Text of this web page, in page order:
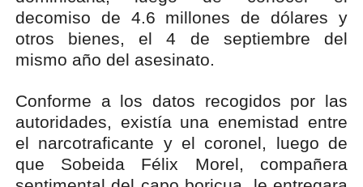
decomiso de 4.6 millones de dólares y
otros bienes, el 4 de septiembre del
mismo año del asesinato.
Conforme a los datos recogidos por las
autoridades, existía una enemistad entre
el narcotraficante y el coronel, luego de
que Sobeida Félix Morel, compañera